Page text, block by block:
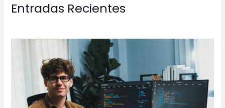
Entradas Recientes